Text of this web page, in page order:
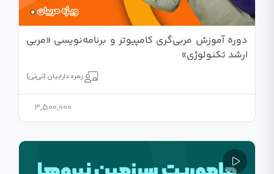
دوره آموزش مربی‌گری کامپیوتر و برنامه‌نویسی «مربی
ارشد تکنولوژی»
زهره دارابیان (تی‌تی)
3,500,000